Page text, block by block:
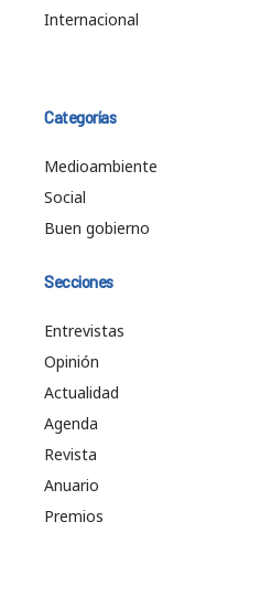
Internacional
Categorías
Medioambiente
Social
Buen gobierno
Secciones
Entrevistas
Opinión
Actualidad
Agenda
Revista
Anuario
Premios